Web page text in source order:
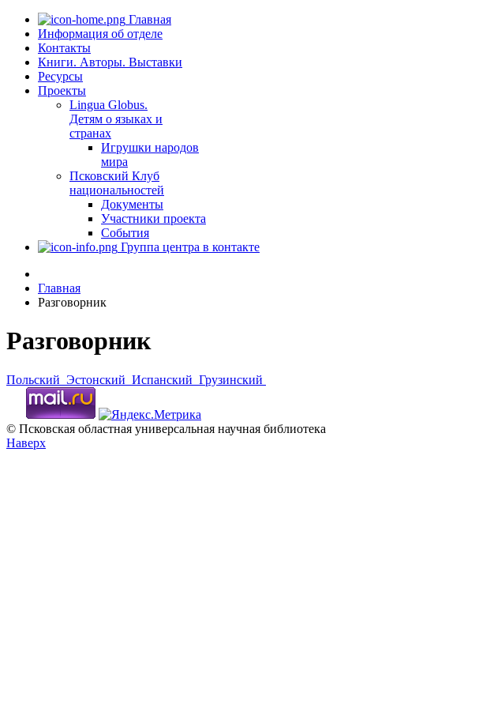
Главная
Информация об отделе
Контакты
Книги. Авторы. Выставки
Ресурсы
Проекты
Lingua Globus.
Детям о языках и
странах
Игрушки народов
мира
Псковский Клуб
национальностей
Документы
Участники проекта
События
Группа центра в контакте
Главная
Разговорник
Разговорник
Польский Эстонский Испанский Грузинский
© Псковская областная универсальная научная библиотека
Наверх